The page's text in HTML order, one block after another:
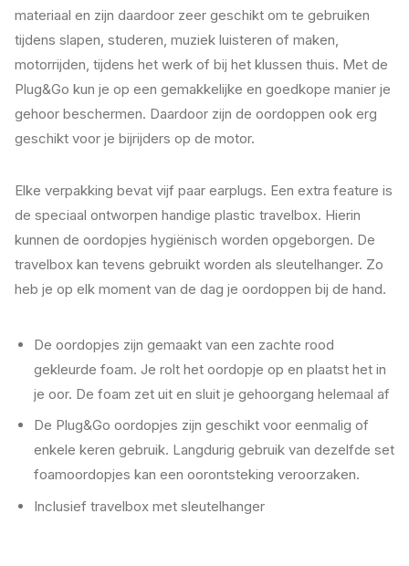
materiaal en zijn daardoor zeer geschikt om te gebruiken
tijdens slapen, studeren, muziek luisteren of maken,
motorrijden, tijdens het werk of bij het klussen thuis. Met de
Plug&Go kun je op een gemakkelijke en goedkope manier je
gehoor beschermen. Daardoor zijn de oordoppen ook erg
geschikt voor je bijrijders op de motor.
Elke verpakking bevat vijf paar earplugs. Een extra feature is
de speciaal ontworpen handige plastic travelbox. Hierin
kunnen de oordopjes hygiënisch worden opgeborgen. De
travelbox kan tevens gebruikt worden als sleutelhanger. Zo
heb je op elk moment van de dag je oordoppen bij de hand.
De oordopjes zijn gemaakt van een zachte rood
gekleurde foam. Je rolt het oordopje op en plaatst het in
je oor. De foam zet uit en sluit je gehoorgang helemaal af
De Plug&Go oordopjes zijn geschikt voor eenmalig of
enkele keren gebruik. Langdurig gebruik van dezelfde set
foamoordopjes kan een oorontsteking veroorzaken.
Inclusief travelbox met sleutelhanger